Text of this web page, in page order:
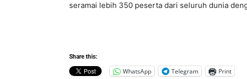
seramai lebih 350 peserta dari seluruh dunia
Share this:
WhatsApp Telegram Print